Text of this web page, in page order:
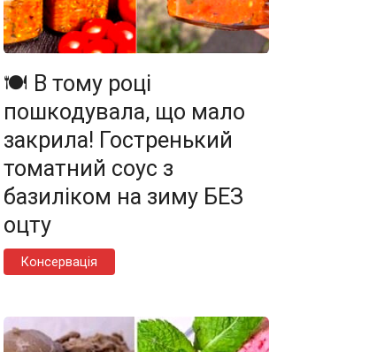
🍽️ В тому році
пошкодувала, що мало
закрила! Гостренький
томатний соус з
базиліком на зиму БЕЗ
оцту
Консервація